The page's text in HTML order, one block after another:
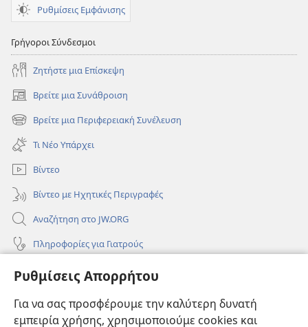
Ρυθμίσεις Απορρήτου
Για να σας προσφέρουμε την καλύτερη δυνατή
εμπειρία χρήσης, χρησιμοποιούμε cookies και
Ρυθμίσεις Εμφάνισης
Γρήγοροι Σύνδεσμοι
Ζητήστε μια Επίσκεψη
Βρείτε μια Συνάθροιση
(ανοίγει
νέο
παράθυρο)
Βρείτε μια Περιφερειακή Συνέλευση
(ανοίγει
νέο
παράθυρο)
Τι Νέο Υπάρχει
Βίντεο
Βίντεο με Ηχητικές Περιγραφές
Αναζήτηση στο JW.ORG
Πληροφορίες για Γιατρούς
Πληροφορίες για Επίσημους Φορείς και ΜΜΕ